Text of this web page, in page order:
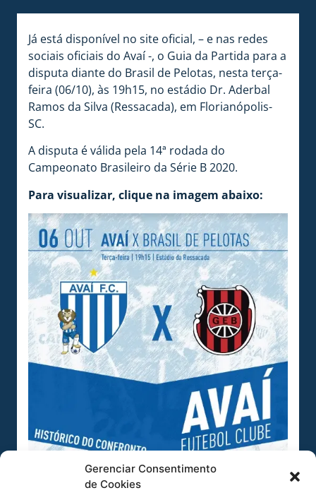
Gerenciar Consentimento
de Cookies
Já está disponível no site oficial, – e nas redes
sociais oficiais do Avaí -, o Guia da Partida para a
disputa diante do Brasil de Pelotas, nesta terça-
feira (06/10), às 19h15, no estádio Dr. Aderbal
Ramos da Silva (Ressacada), em Florianópolis-
SC.
A disputa é válida pela 14ª rodada do
Campeonato Brasileiro da Série B 2020.
Para visualizar, clique na imagem abaixo: